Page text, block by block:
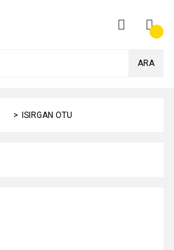
ARA
ISIRGAN OTU